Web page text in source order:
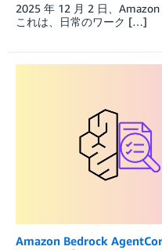
2025 年 12 月 2 日、Amazon
これは、日常のワーク […]
Amazon Bedrock